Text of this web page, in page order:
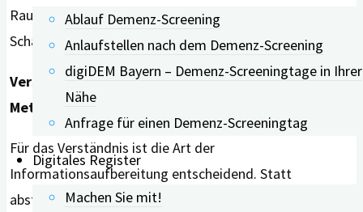
Ablauf Demenz-Screening
Anlaufstellen nach dem Demenz-Screening
digiDEM Bayern – Demenz-Screeningtage in Ihrer
Nähe
Anfrage für einen Demenz-Screeningtag
Digitales Register
Machen Sie mit!
Raum für Beobachtungen zu geben, die sie sonst aus
Scham zurückhalten würden.
Verständliche Zahlen und die „Teach-back“-
Methode
Für das Verständnis ist die Art der
Informationsaufbereitung entscheidend. Statt
abstrakter Prozentzahlen sollten natürliche